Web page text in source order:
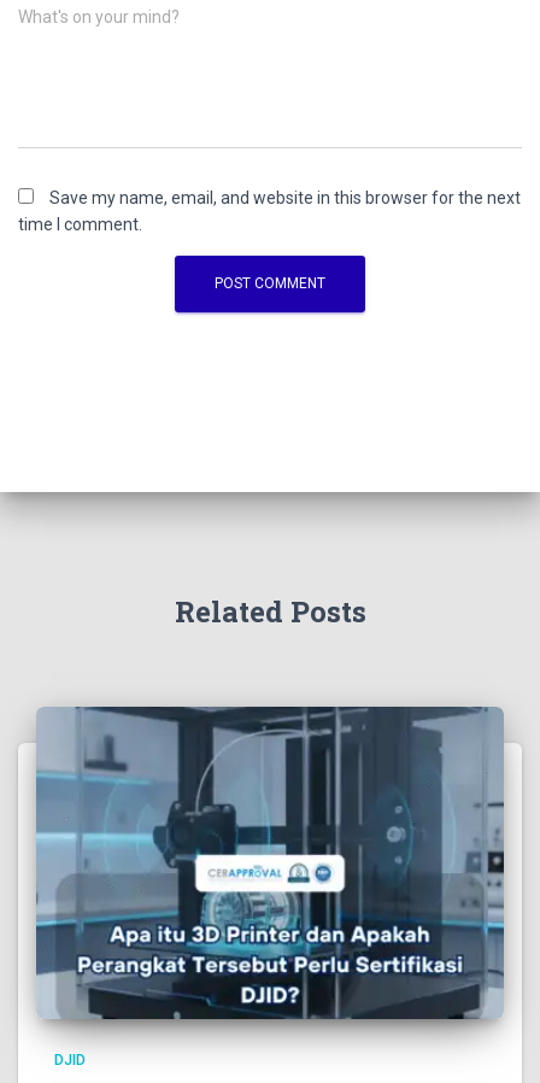
What's on your mind?
Save my name, email, and website in this browser for the next
time I comment.
Related Posts
DJID